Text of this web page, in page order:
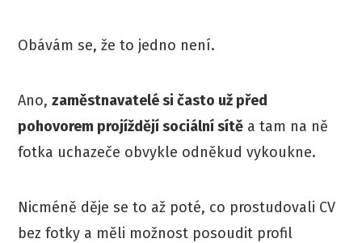
Obávám se, že to jedno není.
Ano,zaměstnavatelé si často už před
pohovorem projíždějí sociální sítě a tam na ně
fotka uchazeče obvykle odněkud vykoukne.
Nicméně děje se to až poté, co prostudovali CV
bez fotky a měli možnost posoudit profil